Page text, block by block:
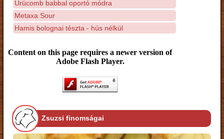
Ürücomb babbal oportó módra
Metaxa Sour
Hamis bolognai tészta - hús nélkül
Content on this page requires a newer version of
Adobe Flash Player.
Zsuzsi finomságai